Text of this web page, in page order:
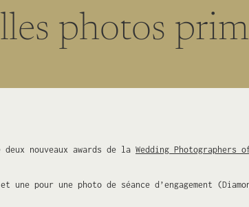
photos
nouveaux awards de la Wedding
pour une photo de séance d’engagement